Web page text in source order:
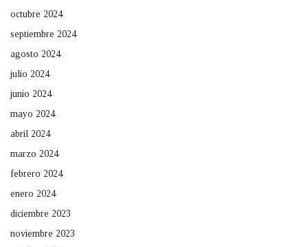
octubre 2024
septiembre 2024
agosto 2024
julio 2024
junio 2024
mayo 2024
abril 2024
marzo 2024
febrero 2024
enero 2024
diciembre 2023
noviembre 2023